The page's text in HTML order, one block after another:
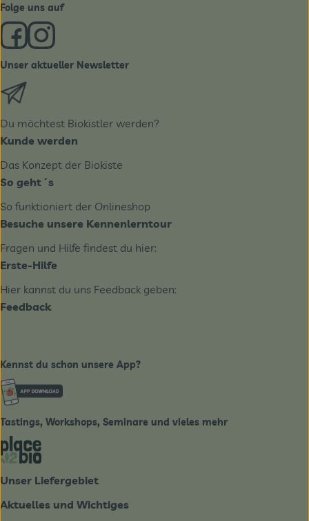
Folge uns auf
Externer Link zu https://www.facebook.com/derBiobote/
Externer Link zu https://www.instagram.com/
Unser aktueller Newsletter
Du möchtest Biokistler werden?
Kunde werden
Das Konzept der Biokiste
So geht´s
So funktioniert der Onlineshop
Besuche unsere Kennenlerntour
Fragen und Hilfe findest du hier:
Erste-Hilfe
Hier kannst du uns Feedback geben:
Feedback
Kennst du schon unsere App?
Externer Link zu https://www.biobote-
Tastings, Workshops, Seminare und vieles mehr
Externer Link zu https://place2bio.de/
Unser Liefergebiet
Aktuelles und Wichtiges